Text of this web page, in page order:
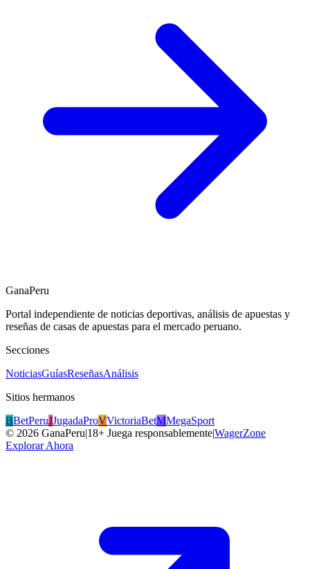
GanaPeru
Portal independiente de noticias deportivas, análisis de apuestas y
reseñas de casas de apuestas para el mercado peruano.
Secciones
NoticiasGuíasReseñasAnálisis
Sitios hermanos
BBetPeruJJugadaProVVictoriaBetMMegaSport
© 2026 GanaPeru|18+ Juega responsablemente|WagerZone
Explorar Ahora